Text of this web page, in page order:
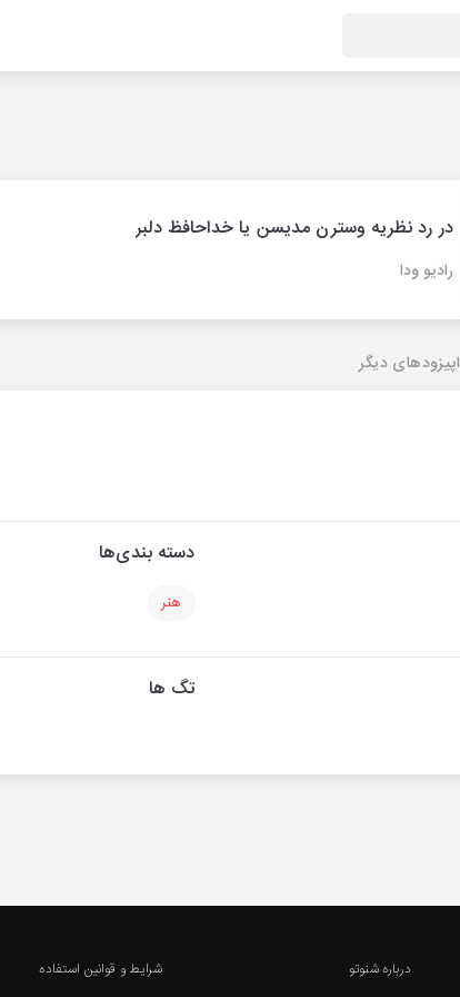
در رد نظریه وسترن مدیسن یا خداحافظ دلبر
رادیو ودا
اپیزودهای دیگر
دسته بندی‌ها
هنر
تگ ها
درباره شنوتو
شرایط و قوانین استفاده